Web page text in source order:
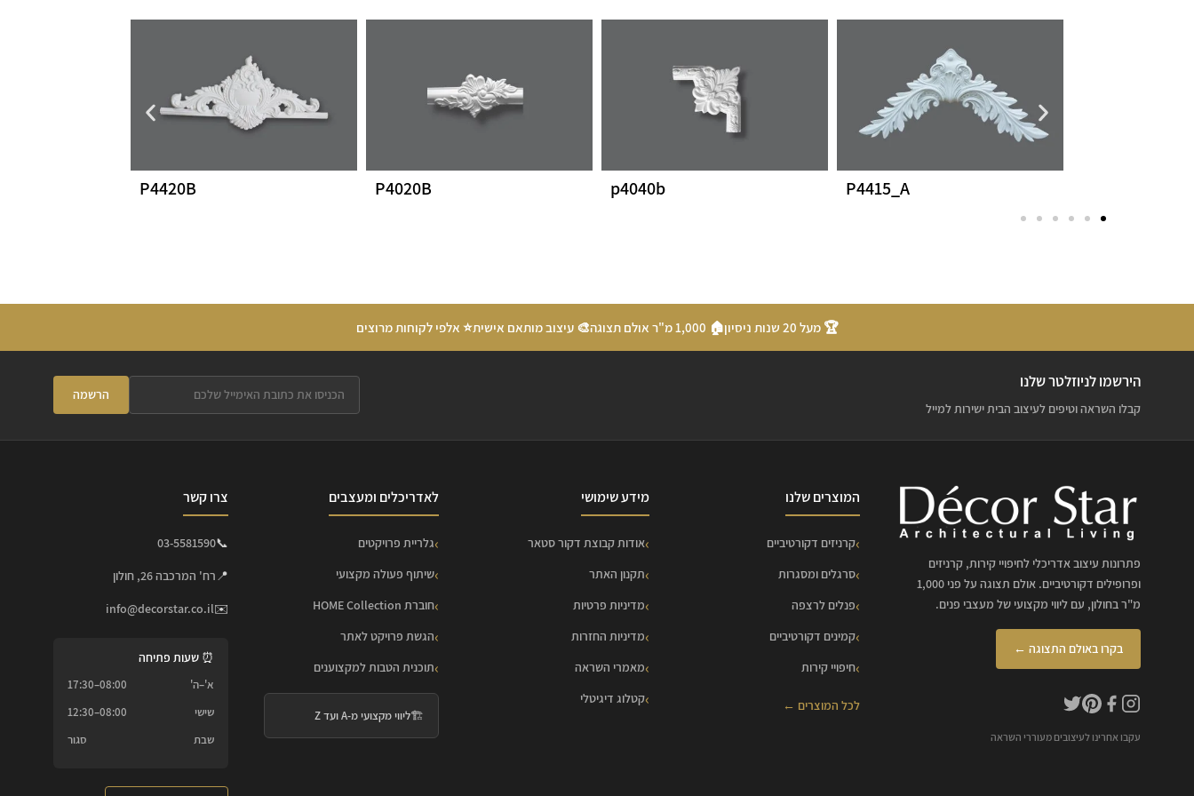
P4415_A
p4040b
P4020B
P4420B
🏆 מעל 20 שנות ניסיון 🏠 1,000 מ"ר אולם תצוגה 🎨 עיצוב מותאם אישית⭐ אלפי לקוחות מרוצים
הירשמו לניוזלטר שלנו
קבלו השראה וטיפים לעיצוב הבית ישירות למייל
הרשמה
פתרונות עיצוב אדריכלי לחיפויי קירות, קרניזים
ופרופילים דקורטיביים. אולם תצוגה על פני 1,000
מ"ר בחולון, עם ליווי מקצועי של מעצבי פנים.
בקרו באולם התצוגה ←
עקבו אחרינו לעיצובים מעוררי השראה
המוצרים שלנו
קרניזים דקורטיביים
סרגלים ומסגרות
פנלים לרצפה
קמינים דקורטיביים
חיפויי קירות
לכל המוצרים ←
מידע שימושי
אודות קבוצת דקור סטאר
תקנון האתר
מדיניות פרטיות
מדיניות החזרות
מאמרי השראה
קטלוג דיגיטלי
לאדריכלים ומעצבים
גלריית פרויקטים
שיתוף פעולה מקצועי
חוברת HOME Collection
הגשת פרויקט לאתר
תוכנית הטבות למקצוענים
🏗️ליווי מקצועי מ-A ועד Z
צרו קשר
📞
03-5581590
📍 רח' המרכבה 26, חולון
✉️
info@decorstar.co.il
⏰ שעות פתיחה
א'–ה'
08:00–17:30
שישי
08:00–12:30
שבת
סגור